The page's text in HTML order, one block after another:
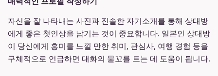
자신을 잘 나타내는 사진과 진솔한 자기소개를 통해 상대방
에게 좋은 첫인상을 남기는 것이 중요합니다. 일본인 상대방
이 당신에게 흥미를 느낄 만한 취미, 관심사, 여행 경험 등을
구체적으로 언급하면 대화의 물꼬를 트는 데 도움이 됩니다.